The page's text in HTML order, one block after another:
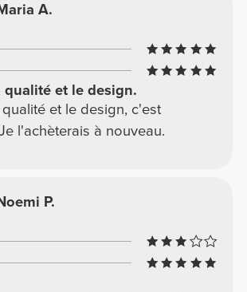
A.
qualité et le design.
et le design, c'est
l'achèterais à nouveau.
P.